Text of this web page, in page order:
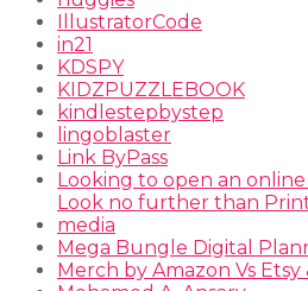
IllustratorCode
in21
KDSPY
KIDZPUZZLEBOOK
kindlestepbystep
lingoblaster
Link ByPass
Looking to open an
Look no further than
media
Mega Bungle Digital
Merch by Amazon Vs Etsy